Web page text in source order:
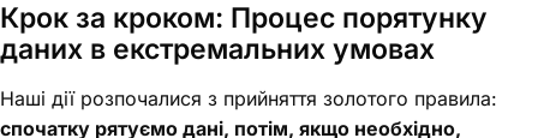
Крок за кроком: Процес порятунку
даних в екстремальних умовах
Наші дії розпочалися з прийняття золотого правила:
спочатку рятуємо дані, потім, якщо необхідно,